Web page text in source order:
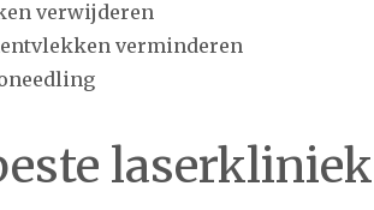
verwijderen
verminderen